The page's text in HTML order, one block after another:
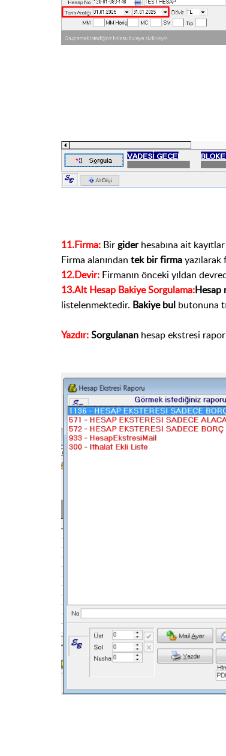
11.Firma: Birgiderhesabına ait
Firma alanından tek bir firma
12.Devir: Firmanın önceki yıldan
13.Alt Hesap Bakiye Sorgulama:Hesap
listelenmektedir. Bakiye bul butonuna
Yazdır:Sorgulanan hesap ekstresi